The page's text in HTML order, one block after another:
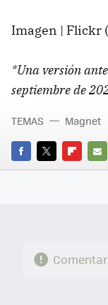
Imagen | Flickr (
*Una versión
septiembre de
FACEBOOK
TWITTER
E-
TEMAS Magnet